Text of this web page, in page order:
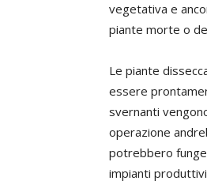
vegetativa e
piante morte o
Le piante
essere
svernanti
operazione
potrebbero
impianti